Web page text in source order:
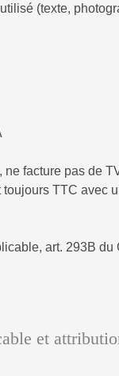
(texte,
ne facture pas de
TTC avec
art. 293B du
et